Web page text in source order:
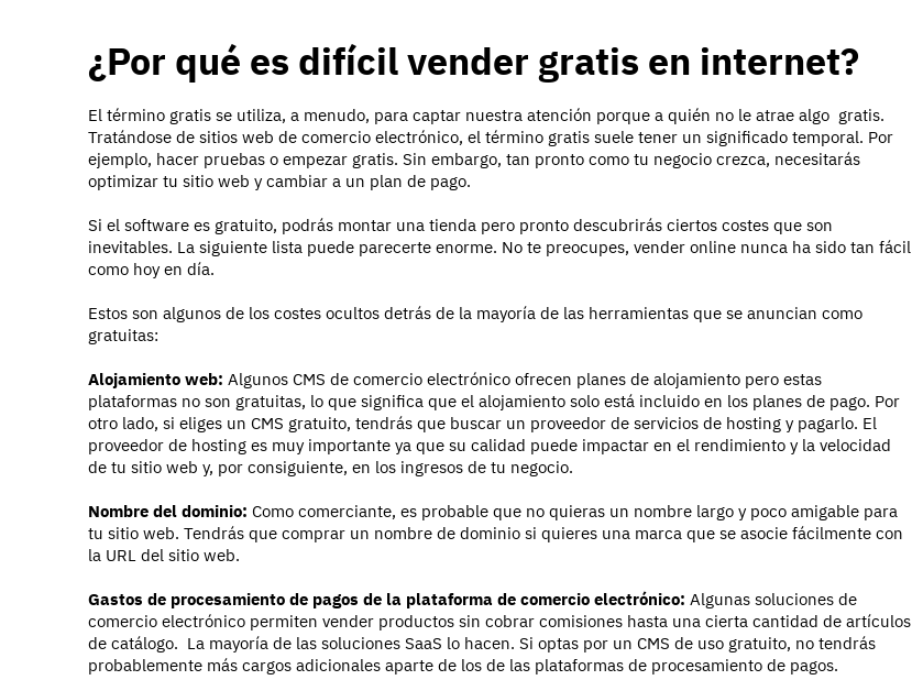
¿Por qué es difícil vender gratis en internet?
El término gratis se utiliza, a menudo, para captar nuestra atención porque a quién no le atrae algo gratis.
Tratándose de sitios web de comercio electrónico, el término gratis suele tener un significado temporal. Por
ejemplo, hacer pruebas o empezar gratis. Sin embargo, tan pronto como tu negocio crezca, necesitarás
optimizar tu sitio web y cambiar a un plan de pago.
Si el software es gratuito, podrás montar una tienda pero pronto descubrirás ciertos costes que son
inevitables. La siguiente lista puede parecerte enorme. No te preocupes, vender online nunca ha sido tan fácil
como hoy en día.
Estos son algunos de los costes ocultos detrás de la mayoría de las herramientas que se anuncian como
gratuitas:
Alojamiento web: Algunos CMS de comercio electrónico ofrecen planes de alojamiento pero estas
plataformas no son gratuitas, lo que significa que el alojamiento solo está incluido en los planes de pago. Por
otro lado, si eliges un CMS gratuito, tendrás que buscar un proveedor de servicios de hosting y pagarlo. El
proveedor de hosting es muy importante ya que su calidad puede impactar en el rendimiento y la velocidad
de tu sitio web y, por consiguiente, en los ingresos de tu negocio.
Nombre del dominio: Como comerciante, es probable que no quieras un nombre largo y poco amigable para
tu sitio web. Tendrás que comprar un nombre de dominio si quieres una marca que se asocie fácilmente con
la URL del sitio web.
Gastos de procesamiento de pagos de la plataforma de comercio electrónico: Algunas soluciones de
comercio electrónico permiten vender productos sin cobrar comisiones hasta una cierta cantidad de artículos
de catálogo. La mayoría de las soluciones SaaS lo hacen. Si optas por un CMS de uso gratuito, no tendrás
probablemente más cargos adicionales aparte de los de las plataformas de procesamiento de pagos.